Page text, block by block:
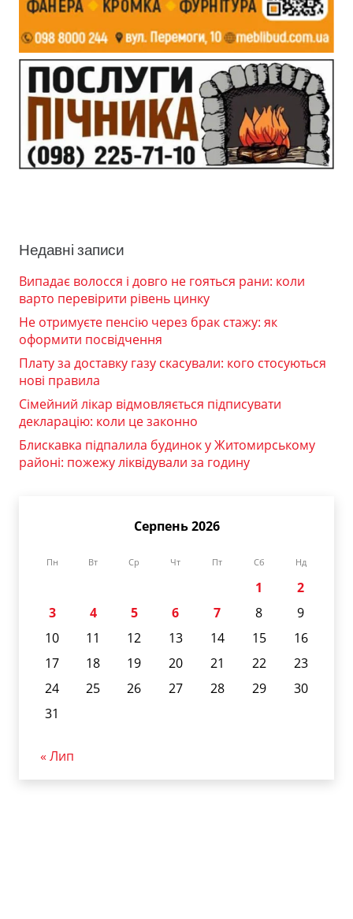
Недавні записи
Випадає волосся і довго не гояться рани: коли
варто перевірити рівень цинку
Не отримуєте пенсію через брак стажу: як
оформити посвідчення
Плату за доставку газу скасували: кого стосуються
нові правила
Сімейний лікар відмовляється підписувати
декларацію: коли це законно
Блискавка підпалила будинок у Житомирському
районі: пожежу ліквідували за годину
Серпень 2026
Пн Вт Ср Чт Пт Сб Нд
1
2
3
4 5 6 7 8
9
10
11 12 13 14 15
16
17
18 19 20 21 22
23
24
25 26 27 28 29
30
31
« Лип